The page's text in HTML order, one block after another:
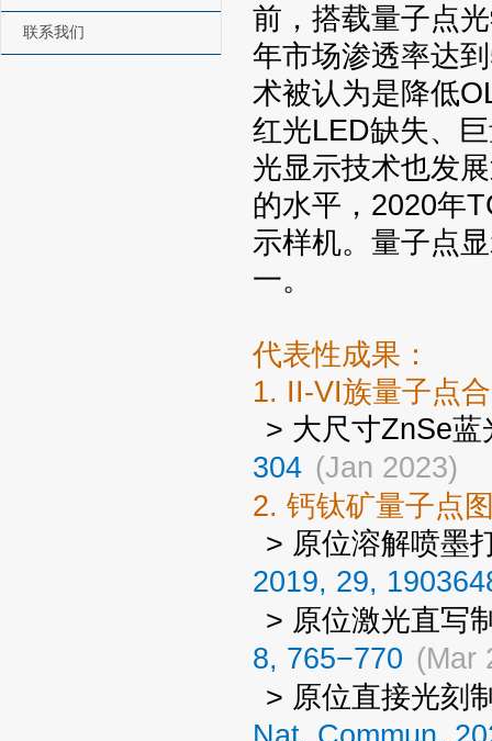
联系我们
前，搭载量子点
年市场渗透率达
术被认为是降低
红光LED缺失、
光显示技术也发
的水平，2020年
示样机。量子点
一。
代表性成果：
1. II-VI族量子点
> 大尺寸ZnSe
304 (Jan 2023)
2. 钙钛矿量子点
> 原位溶解喷墨
2019, 29,
> 原位激光直写
8, 765−770 (Mar
> 原位直接光刻